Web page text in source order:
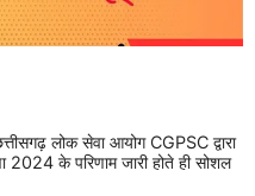
लोक सेवा आयोग CGPSC द्वारा
2024 के परिणाम जारी होते ही सोशल